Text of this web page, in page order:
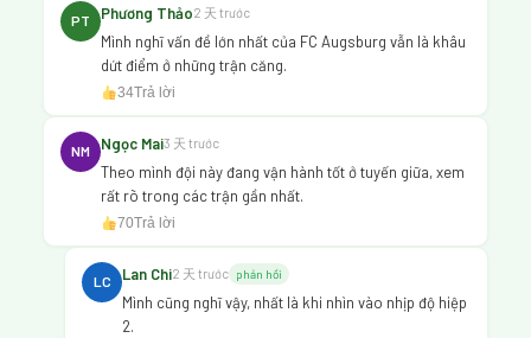
PT Phương Thảo2 天 trước
Mình nghĩ vấn đề lớn nhất của FC Augsburg vẫn là khâu
dứt điểm ở những trận căng.
34Trả lời
NM Ngọc Mai3 天 trước
Theo mình đội này đang vận hành tốt ở tuyến giữa, xem
rất rõ trong các trận gần nhất.
70Trả lời
LC Lan Chi2 天 trước phản hồi
Mình cũng nghĩ vậy, nhất là khi nhìn vào nhịp độ hiệp
2.